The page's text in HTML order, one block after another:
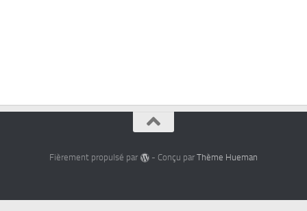
Fièrement propulsé par - Conçu par Thème Hueman